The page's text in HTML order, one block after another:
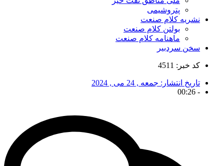
پتروشیمی
نشریه کلام صنعت
بولتن کلام صنعت
ماهنامه کلام صنعت
سخن سردبیر
کد خبر: 4511
تاریخ انتشار: جمعه , 24 می , 2024
-
00:26